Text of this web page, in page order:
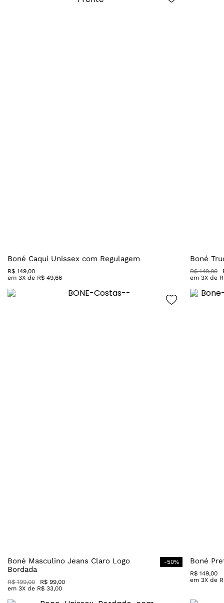
Boné Caqui Unissex com Regulagem
R$ 149,00
em 3X de R$ 49,66
Boné
R$ 149,00
em 3X de
Boné Masculino Jeans Claro Logo
Bordada
-50%
R$ 199,00 R$ 99,00
em 3X de R$ 33,00
Boné
R$ 149,00
em 3X de